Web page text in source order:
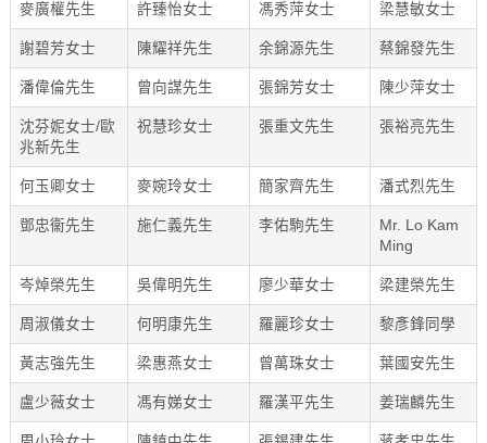
麥廣權先生 許臻怡女士 馮秀萍女士 梁慧敏女士
謝碧芳女士 陳耀祥先生 余錦源先生 蔡錦發先生
潘偉倫先生 曾向謀先生 張錦芳女士 陳少萍女士
沈芬妮女士/歐
兆新先生
祝慧珍女士 張重文先生 張裕亮先生
何玉卿女士 麥婉玲女士 簡家齊先生 潘式烈先生
鄧忠衞先生 施仁義先生 李佑駒先生
Mr. Lo Kam
Ming
岑焯榮先生 吳偉明先生 廖少華女士 梁建榮先生
周淑儀女士 何明康先生 羅麗珍女士 黎彥鋒同學
黃志強先生 梁惠燕女士 曾萬珠女士 葉國安先生
盧少薇女士 馮有娣女士 羅漢平先生 姜瑞麟先生